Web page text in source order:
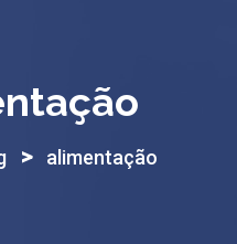
> alimentação